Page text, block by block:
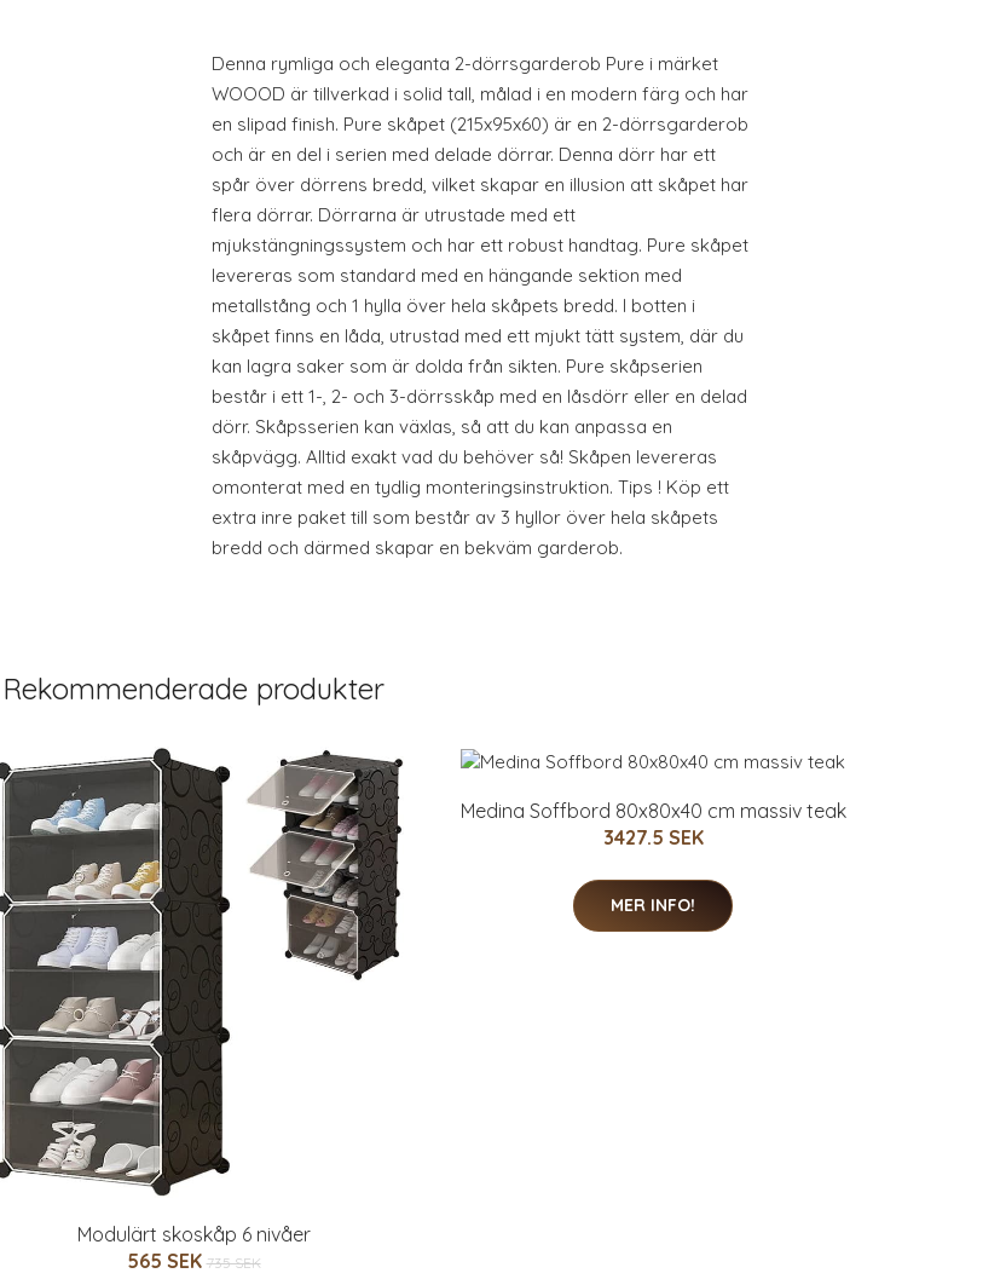
Denna rymliga och eleganta 2-dörrsgarderob Pure i märket
WOOOD är tillverkad i solid tall, målad i en modern färg och har
en slipad finish. Pure skåpet (215x95x60) är en 2-dörrsgarderob
och är en del i serien med delade dörrar. Denna dörr har ett
spår över dörrens bredd, vilket skapar en illusion att skåpet har
flera dörrar. Dörrarna är utrustade med ett
mjukstängningssystem och har ett robust handtag. Pure skåpet
levereras som standard med en hängande sektion med
metallstång och 1 hylla över hela skåpets bredd. I botten i
skåpet finns en låda, utrustad med ett mjukt tätt system, där du
kan lagra saker som är dolda från sikten. Pure skåpserien
består i ett 1-, 2- och 3-dörrsskåp med en låsdörr eller en delad
dörr. Skåpsserien kan växlas, så att du kan anpassa en
skåpvägg. Alltid exakt vad du behöver så! Skåpen levereras
omonterat med en tydlig monteringsinstruktion. Tips ! Köp ett
extra inre paket till som består av 3 hyllor över hela skåpets
bredd och därmed skapar en bekväm garderob.
Rekommenderade produkter
Modulärt skoskåp 6 nivåer
565 SEK 735 SEK
Medina Soffbord 80x80x40 cm massiv teak
3427.5 SEK
MER INFO!